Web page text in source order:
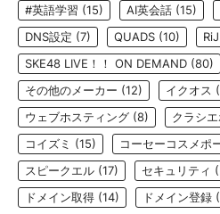
#英語学習 (15) AI英会話 (15)
DNS設定 (7) QUADS (10)
SKE48 LIVE！！ ON DEMAND (80)
その他のメーカー (12) イクオス
ウェブホスティング (8) クラシ
コイズミ (15) コーセーコスメポ
スピークエル (17) セキュリティ
ドメイン取得 (14) ドメイン登録